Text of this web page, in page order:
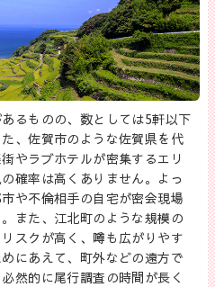
るものの、数としては5軒以下
、佐賀市のような佐賀県を代
やラブホテルが密集するエリ
確率は高くありません。よっ
や不倫相手の自宅が密会現場
また、江北町のような規模の
スクが高く、噂も広がりやす
にあえて、町外などの遠方で
然的に尾行調査の時間が長く